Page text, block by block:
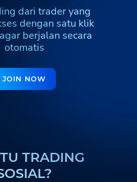
Тоҷикӣ
Azərbaycan
ქართული
اردو
dari trader yang
dengan satu klik
berjalan secara
otomatis
JOIN NOW
TRADING